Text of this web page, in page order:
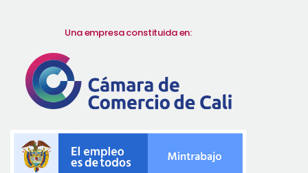
Una empresa constituida en: